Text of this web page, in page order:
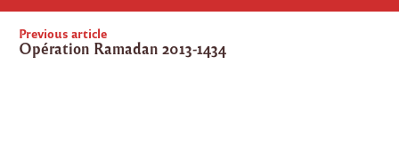
Previous article
Opération Ramadan 2013-1434